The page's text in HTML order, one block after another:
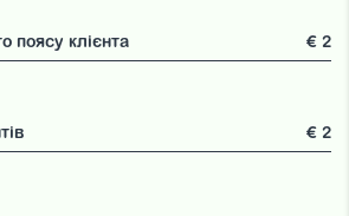
поясу клієнта
€ 2
€ 2